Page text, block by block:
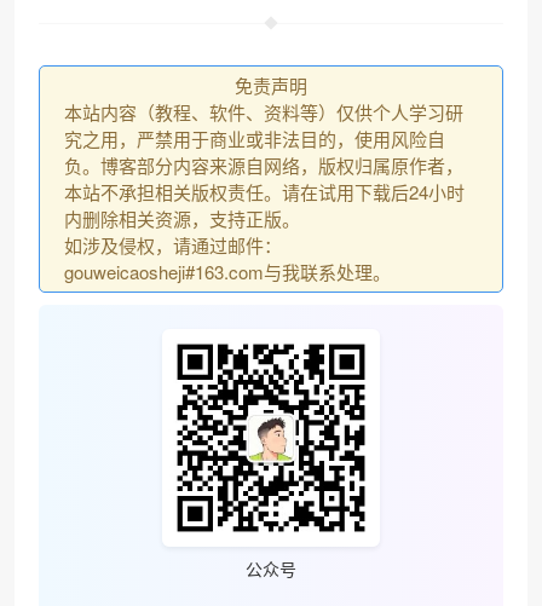
免责声明
本站内容（教程、软件、资料等）仅供个人学习研
究之用，严禁用于商业或非法目的，使用风险自
负。博客部分内容来源自网络，版权归属原作者，
本站不承担相关版权责任。请在试用下载后24小时
内删除相关资源，支持正版。
如涉及侵权，请通过邮件：
gouweicaosheji#163.com与我联系处理。
公众号